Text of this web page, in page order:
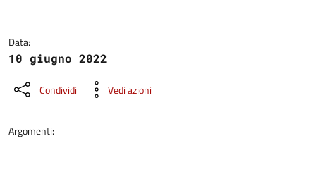
Data:
10 giugno 2022
Condividi Vedi azioni
Argomenti: